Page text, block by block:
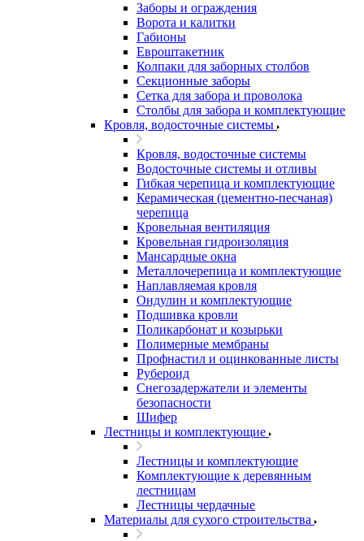
Заборы и ограждения
Ворота и калитки
Габионы
Евроштакетник
Колпаки для заборных столбов
Секционные заборы
Сетка для забора и проволока
Столбы для забора и комплектующие
Кровля, водосточные системы
Кровля, водосточные системы
Водосточные системы и отливы
Гибкая черепица и комплектующие
Керамическая (цементно-песчаная)
черепица
Кровельная вентиляция
Кровельная гидроизоляция
Мансардные окна
Металлочерепица и комплектующие
Наплавляемая кровля
Ондулин и комплектующие
Подшивка кровли
Поликарбонат и козырьки
Полимерные мембраны
Профнастил и оцинкованные листы
Рубероид
Снегозадержатели и элементы
безопасности
Шифер
Лестницы и комплектующие
Лестницы и комплектующие
Комплектующие к деревянным
лестницам
Лестницы чердачные
Материалы для сухого строительства